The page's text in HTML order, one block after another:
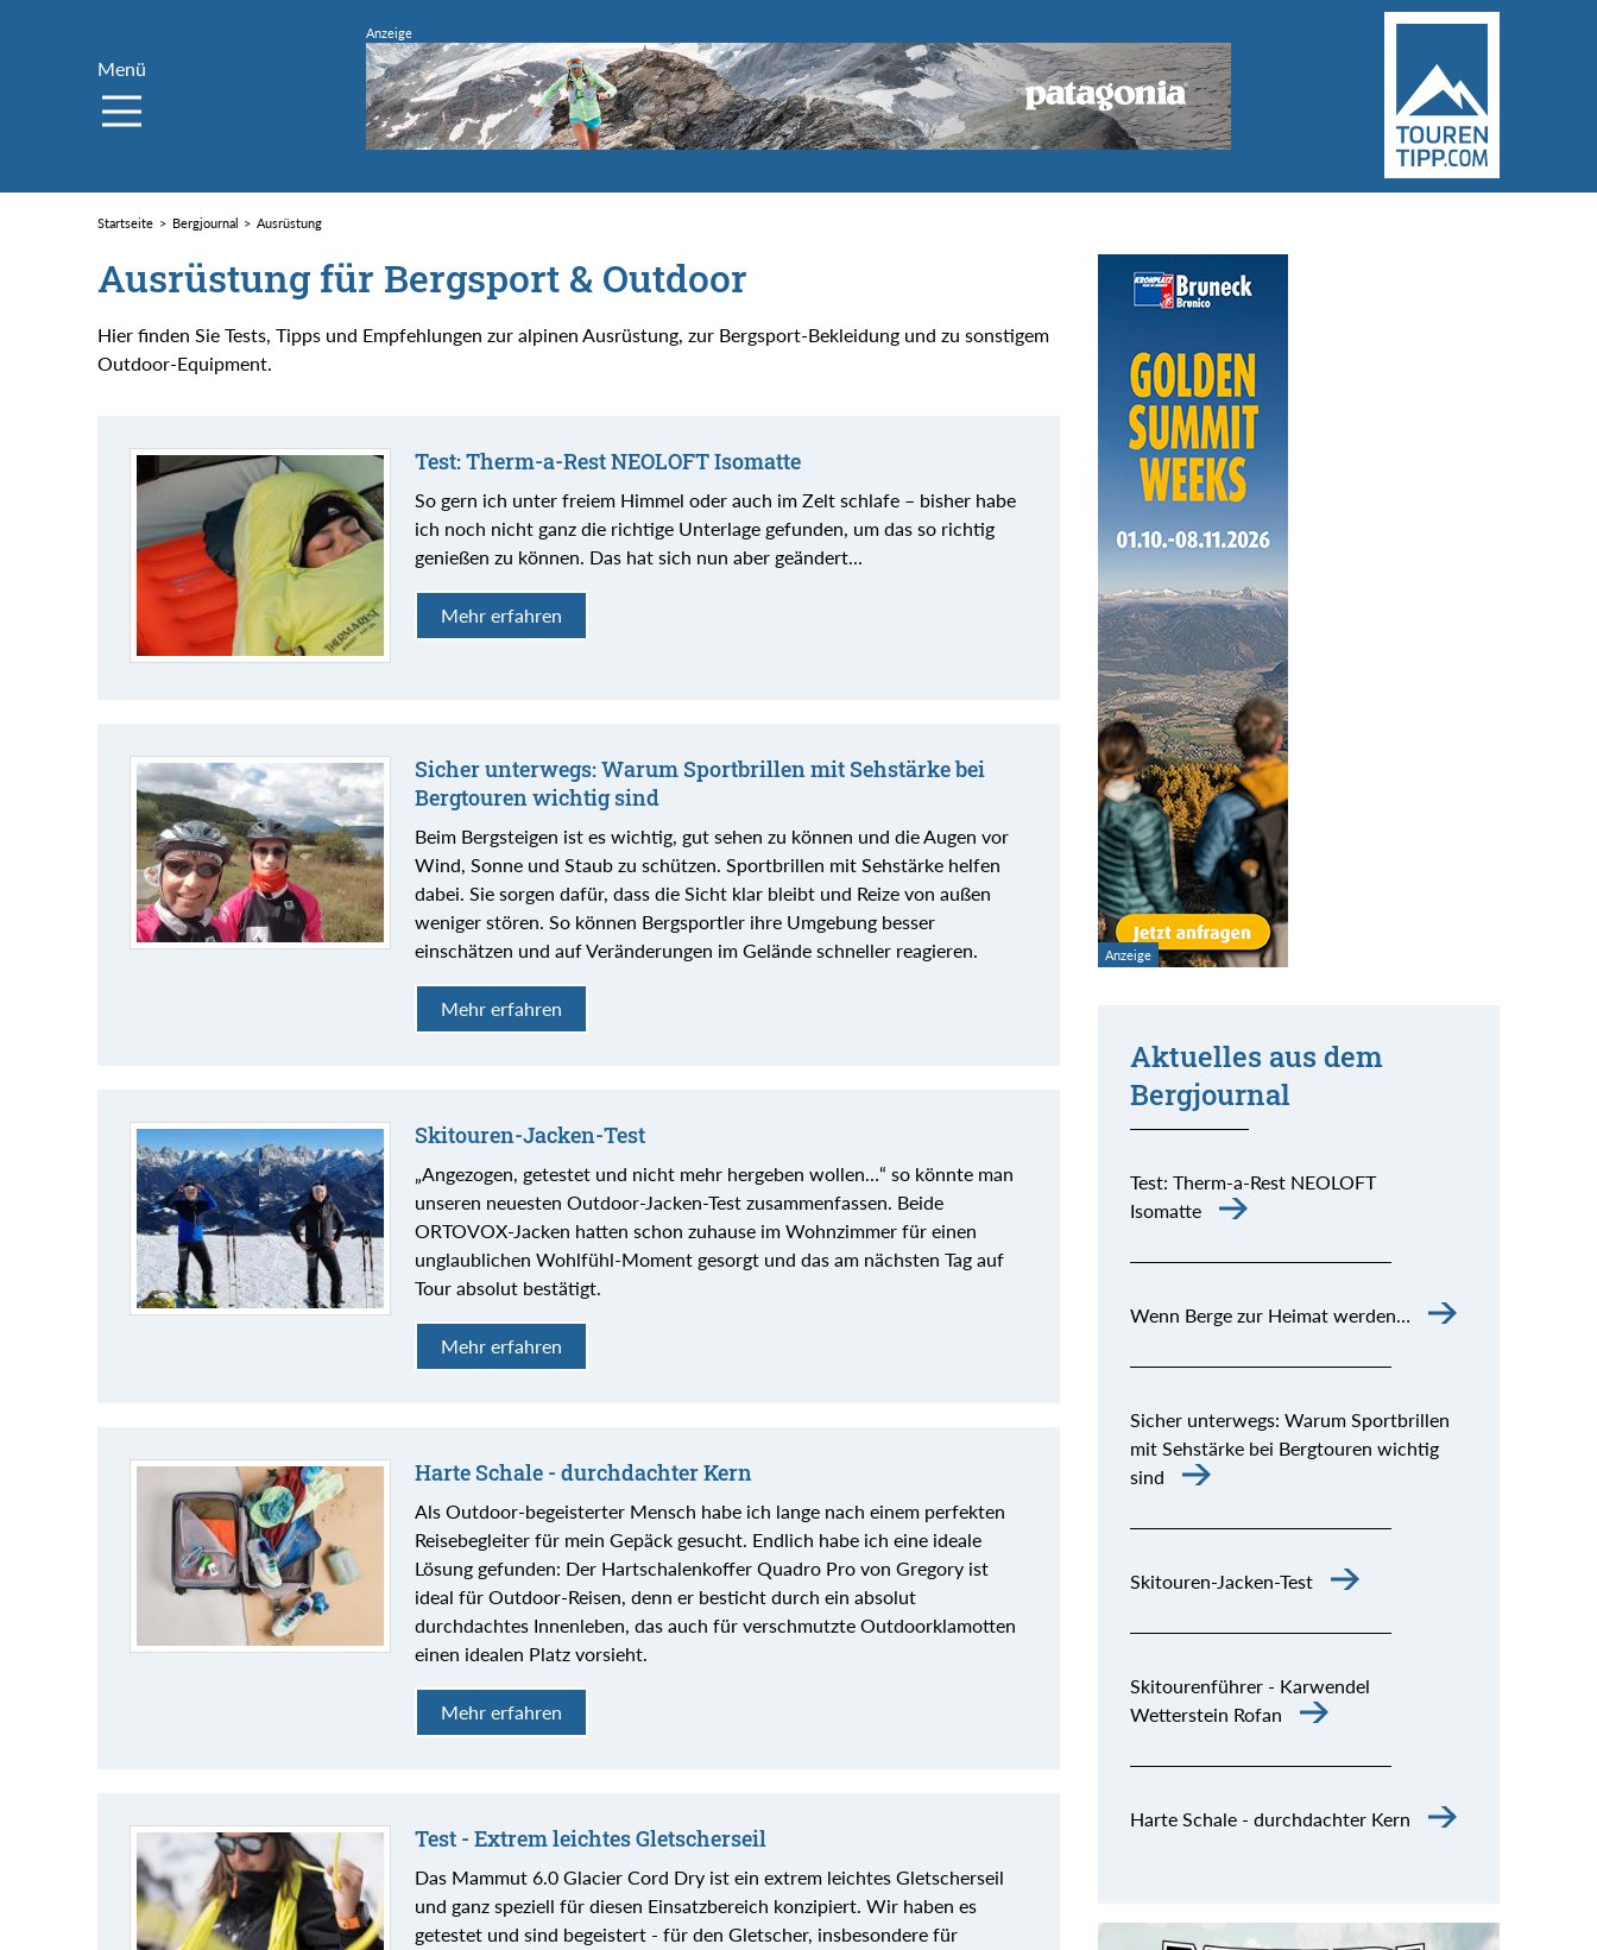
Menü
Startseite Bergjournal Ausrüstung
Ausrüstung für Bergsport & Outdoor
Hier finden Sie Tests, Tipps und Empfehlungen zur alpinen Ausrüstung, zur Bergsport-Bekleidung und zu sonstigem
Outdoor-Equipment.
Test: Therm-a-Rest NEOLOFT Isomatte
So gern ich unter freiem Himmel oder auch im Zelt schlafe – bisher habe
ich noch nicht ganz die richtige Unterlage gefunden, um das so richtig
genießen zu können. Das hat sich nun aber geändert...
Mehr erfahren
Sicher unterwegs: Warum Sportbrillen mit Sehstärke bei
Bergtouren wichtig sind
Beim Bergsteigen ist es wichtig, gut sehen zu können und die Augen vor
Wind, Sonne und Staub zu schützen. Sportbrillen mit Sehstärke helfen
dabei. Sie sorgen dafür, dass die Sicht klar bleibt und Reize von außen
weniger stören. So können Bergsportler ihre Umgebung besser
einschätzen und auf Veränderungen im Gelände schneller reagieren.
Mehr erfahren
Skitouren-Jacken-Test
„Angezogen, getestet und nicht mehr hergeben wollen…“ so könnte man
unseren neuesten Outdoor-Jacken-Test zusammenfassen. Beide
ORTOVOX-Jacken hatten schon zuhause im Wohnzimmer für einen
unglaublichen Wohlfühl-Moment gesorgt und das am nächsten Tag auf
Tour absolut bestätigt.
Mehr erfahren
Harte Schale - durchdachter Kern
Als Outdoor-begeisterter Mensch habe ich lange nach einem perfekten
Reisebegleiter für mein Gepäck gesucht. Endlich habe ich eine ideale
Lösung gefunden: Der Hartschalenkoffer Quadro Pro von Gregory ist
ideal für Outdoor-Reisen, denn er besticht durch ein absolut
durchdachtes Innenleben, das auch für verschmutzte Outdoorklamotten
einen idealen Platz vorsieht.
Mehr erfahren
Test - Extrem leichtes Gletscherseil
Das Mammut 6.0 Glacier Cord Dry ist ein extrem leichtes Gletscherseil
und ganz speziell für diesen Einsatzbereich konzipiert. Wir haben es
getestet und sind begeistert - für den Gletscher, insbesondere für
Aktuelles aus dem
Bergjournal
Test: Therm-a-Rest NEOLOFT
Isomatte
Wenn Berge zur Heimat werden…
Sicher unterwegs: Warum Sportbrillen
mit Sehstärke bei Bergtouren wichtig
sind
Skitouren-Jacken-Test
Skitourenführer - Karwendel
Wetterstein Rofan
Harte Schale - durchdachter Kern